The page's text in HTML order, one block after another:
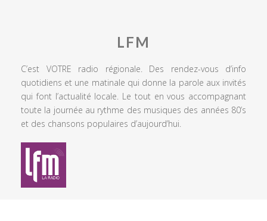
LFM
C’est VOTRE radio régionale. Des rendez-vous d’info
quotidiens et une matinale qui donne la parole aux invités
qui font l’actualité locale. Le tout en vous accompagnant
toute la journée au rythme des musiques des années 80’s
et des chansons populaires d’aujourd’hui.